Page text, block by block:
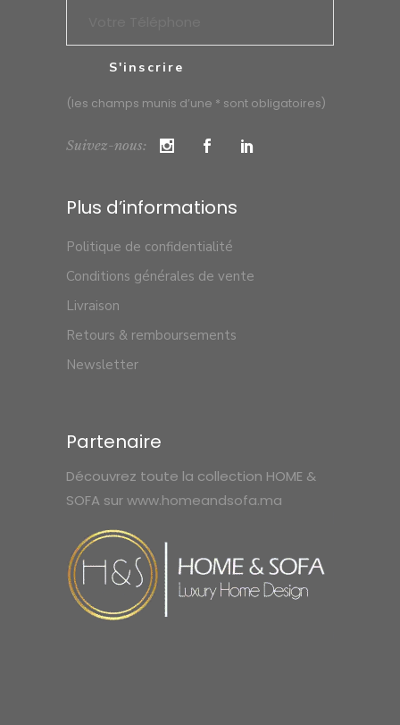
(les champs munis d’une * sont obligatoires)
Suivez-nous:
Plus d’informations
Politique de confidentialité
Conditions générales de vente
Livraison
Retours & remboursements
Newsletter
Partenaire
Découvrez toute la collection HOME &
SOFA surwww.homeandsofa.ma